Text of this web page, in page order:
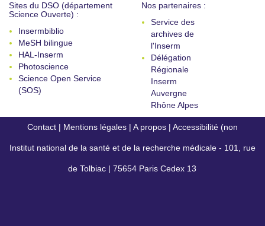
Sites du DSO (département
Science Ouverte) :
Insermbiblio
MeSH bilingue
HAL-Inserm
Photoscience
Science Open Service
(SOS)
Nos partenaires :
Service des
archives de
l'Inserm
Délégation
Régionale
Inserm
Auvergne
Rhône Alpes
Contact | Mentions légales | A propos | Accessibilité (non
conforme)
Institut national de la santé et de la recherche médicale - 101, rue
de Tolbiac | 75654 Paris Cedex 13